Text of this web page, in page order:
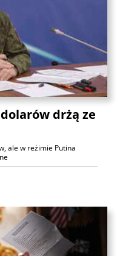
drżą ze
ale w reżimie Putina